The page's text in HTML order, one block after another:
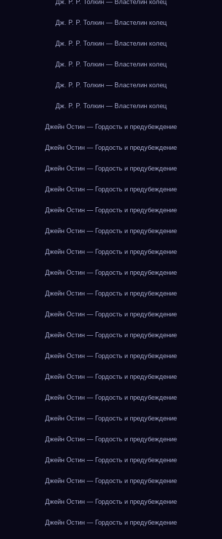
Дж. Р. Р. Толкин — Властелин колец
Дж. Р. Р. Толкин — Властелин колец
Дж. Р. Р. Толкин — Властелин колец
Дж. Р. Р. Толкин — Властелин колец
Дж. Р. Р. Толкин — Властелин колец
Дж. Р. Р. Толкин — Властелин колец
Джейн Остин — Гордость и предубеждение
Джейн Остин — Гордость и предубеждение
Джейн Остин — Гордость и предубеждение
Джейн Остин — Гордость и предубеждение
Джейн Остин — Гордость и предубеждение
Джейн Остин — Гордость и предубеждение
Джейн Остин — Гордость и предубеждение
Джейн Остин — Гордость и предубеждение
Джейн Остин — Гордость и предубеждение
Джейн Остин — Гордость и предубеждение
Джейн Остин — Гордость и предубеждение
Джейн Остин — Гордость и предубеждение
Джейн Остин — Гордость и предубеждение
Джейн Остин — Гордость и предубеждение
Джейн Остин — Гордость и предубеждение
Джейн Остин — Гордость и предубеждение
Джейн Остин — Гордость и предубеждение
Джейн Остин — Гордость и предубеждение
Джейн Остин — Гордость и предубеждение
Джейн Остин — Гордость и предубеждение